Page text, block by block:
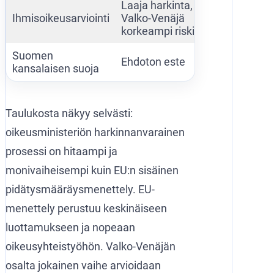
Ihmisoikeusarviointi
Laaja harkinta,
Valko-Venäjä
korkeampi riski
Suomen
kansalaisen suoja
Ehdoton este
Taulukosta näkyy selvästi:
oikeusministeriön harkinnanvarainen
prosessi on hitaampi ja
monivaiheisempi kuin EU:n sisäinen
pidätysmääräysmenettely. EU-
menettely perustuu keskinäiseen
luottamukseen ja nopeaan
oikeusyhteistyöhön. Valko-Venäjän
osalta jokainen vaihe arvioidaan